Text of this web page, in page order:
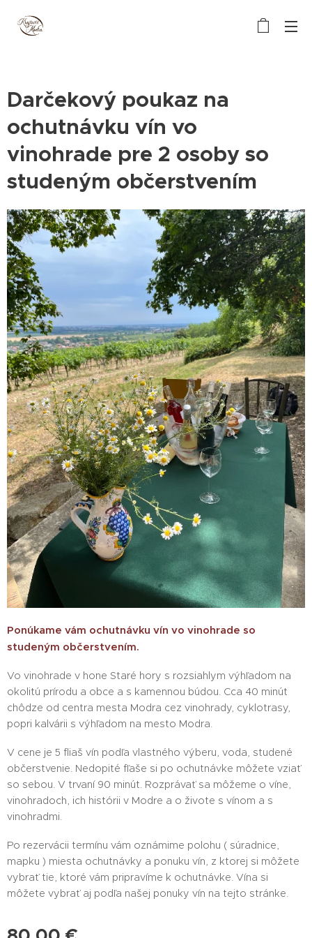
Darčekový poukaz na
ochutnávku vín vo
vinohrade pre 2 osoby so
studeným občerstvením
Ponúkame vám ochutnávku vín vo vinohrade so
studeným občerstvením.
Vo vinohrade v hone Staré hory s rozsiahlym výhľadom na
okolitú prírodu a obce a s kamennou búdou. Cca 40 minút
chôdze od centra mesta Modra cez vinohrady, cyklotrasy,
popri kalvárii s výhľadom na mesto Modra.
V cene je 5 fliaš vín podľa vlastného výberu, voda, studené
občerstvenie. Nedopité fľaše si po ochutnávke môžete vziať
so sebou. V trvaní 90 minút. Rozprávať sa môžeme o víne,
vinohradoch, ich histórii v Modre a o živote s vínom a s
vinohradmi.
Po rezervácii termínu vám oznámime polohu ( súradnice,
mapku ) miesta ochutnávky a ponuku vín, z ktorej si môžete
vybrať tie, ktoré vám pripravíme k ochutnávke. Vína si
môžete vybrať aj podľa našej ponuky vín na tejto stránke.